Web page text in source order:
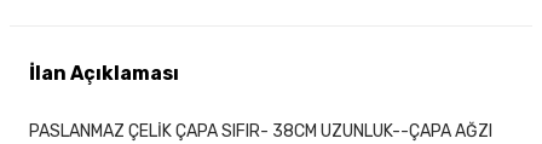
İlan Açıklaması
PASLANMAZ ÇELİK ÇAPA SIFIR- 38CM UZUNLUK--ÇAPA AĞZI